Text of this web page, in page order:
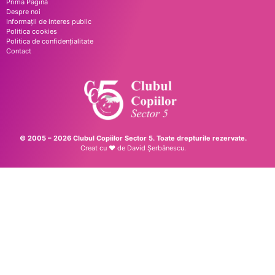
Prima Pagină
Despre noi
Informații de interes public
Politica cookies
Politica de confidențialitate
Contact
© 2005 – 2026 Clubul Copiilor Sector 5. Toate drepturile rezervate.
Creat cu ♥ de David Șerbănescu.